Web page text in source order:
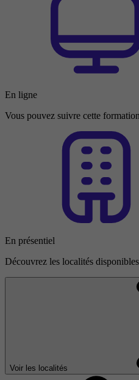
En ligne
Vous pouvez suivre cette
En présentiel
Découvrez les localités
Voir les localités